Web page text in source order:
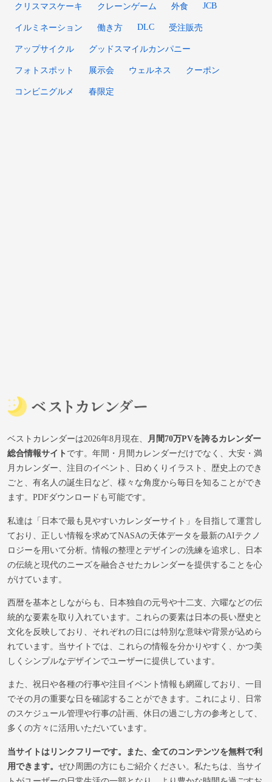
クリスマスケーキ クレーンゲーム 外食 JCB
イルミネーション 働き方 DLC 受注販売
アップサイクル グッドスマイルカンパニー
フォトスポット 展示会 ウェルネス クーポン
コンビニグルメ 春限定
ベストカレンダーは2026年8月現在、
月間70万PVを誇るカレンダー
総合情報サイトです。年間・月間カレンダーだけでなく、大安・満
月カレンダー、注目のイベント、日めくりイラスト、歴史上のでき
ごと、有名人の誕生日など、様々な角度から毎日を知ることができ
ます。PDFダウンロードも可能です。
私達は「日本で最も見やすいカレンダーサイト」を目指して運営し
ており、正しい情報を求めてNASAの天体データを最新のAIテクノ
ロジーを用いて分析。情報の整理とデザインの洗練を追求し、日本
の伝統と現代のニーズを融合させたカレンダーを提供することを心
がけています。
西暦を基本としながらも、日本独自の元号や十二支、六曜などの伝
統的な要素を取り入れています。これらの要素は日本の長い歴史と
文化を反映しており、それぞれの日には特別な意味や背景が込めら
れています。当サイトでは、これらの情報を分かりやすく、かつ美
しくシンプルなデザインでユーザーに提供しています。
また、祝日や各種の行事や注目イベント情報も網羅しており、一目
でその月の重要な日を確認することができます。これにより、日常
のスケジュール管理や行事の計画、休日の過ごし方の参考として、
多くの方々に活用いただいています。
当サイトはリンクフリーです。また、全てのコンテンツを無料で利
用できます。 ぜひ周囲の方にもご紹介ください。私たちは、当サイ